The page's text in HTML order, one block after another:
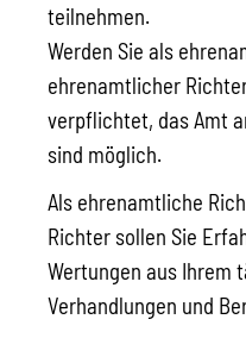
teilnehmen.
Werden Sie als
ehrenamtlicher
verpflichtet, das Amt
sind möglich.
Als ehrenamtliche
Richter sollen Sie
Wertungen aus Ihrem
Verhandlungen und